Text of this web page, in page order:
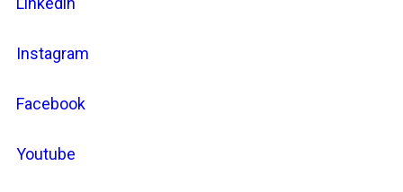
Instagram
Facebook
Youtube